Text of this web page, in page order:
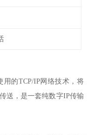
的TCP/IP网络技术，将
送，是一套纯数字IP传输